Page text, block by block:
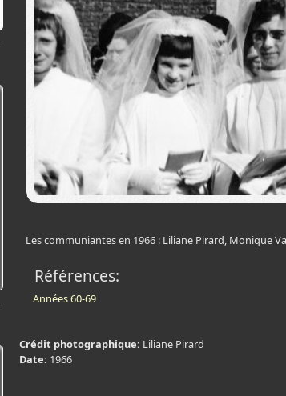
Les communiantes en 1966 : Liliane Pirard, Monique
Références:
Années 60-69
Crédit photographique: Liliane Pirard
Date: 1966